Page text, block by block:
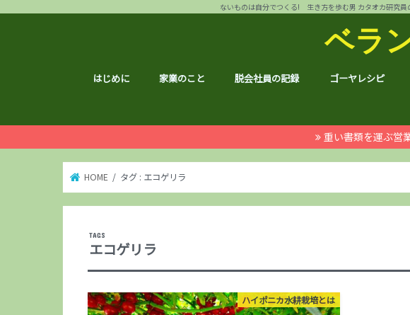
ないものは自分でつくる! 生き方を歩む男 カタオカ研究
ベラ
はじめに 家業のこと 脱会社員の記録 ゴーヤレシピ
重い書類を運ぶ営
HOME タグ : エコゲリラ
エコゲリラ
ハイポニカ水耕栽培とは